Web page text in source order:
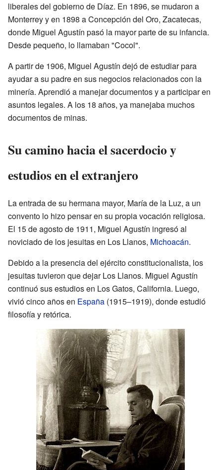
liberales del gobierno de Díaz. En 1896, se mudaron a
Monterrey y en 1898 a Concepción del Oro, Zacatecas,
donde Miguel Agustín pasó la mayor parte de su infancia.
Desde pequeño, lo llamaban "Cocol".
A partir de 1906, Miguel Agustín dejó de estudiar para
ayudar a su padre en sus negocios relacionados con la
minería. Aprendió a manejar documentos y a participar en
asuntos legales. A los 18 años, ya manejaba muchos
documentos de minas.
Su camino hacia el sacerdocio y
estudios en el extranjero
La entrada de su hermana mayor, María de la Luz, a un
convento lo hizo pensar en su propia vocación religiosa.
El 15 de agosto de 1911, Miguel Agustín ingresó al
noviciado de los jesuitas en Los Llanos, Michoacán.
Debido a la presencia del ejército constitucionalista, los
jesuitas tuvieron que dejar Los Llanos. Miguel Agustín
continuó sus estudios en Los Gatos, California. Luego,
vivió cinco años en España (1915–1919), donde estudió
filosofía y retórica.